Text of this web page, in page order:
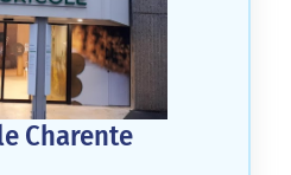
Charente